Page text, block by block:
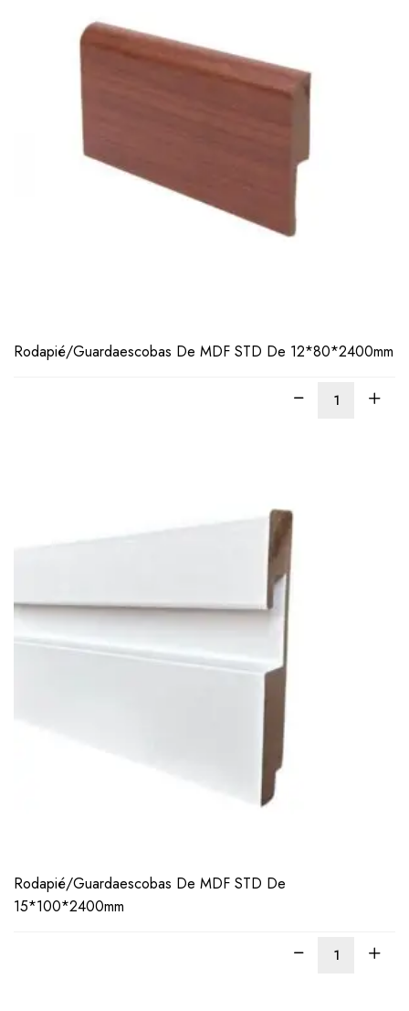
Rodapié/Guardaescobas De MDF STD De 12*80*2400mm
Rodapié/Guardaescobas De MDF STD De
15*100*2400mm